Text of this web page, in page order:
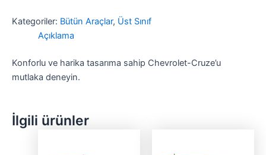
Kategoriler: Bütün Araçlar, Üst Sınıf
Açıklama
Konforlu ve harika tasarıma sahip Chevrolet-Cruze’u
mutlaka deneyin.
İlgili ürünler